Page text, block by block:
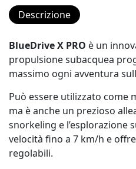
Descrizione
BlueDrive X PRO è un
propulsione subacquea
massimo ogni avventura
Può essere utilizzato come
ma è anche un prezioso
snorkeling e l’esplorazione
velocità fino a 7 km/h e
regolabili.